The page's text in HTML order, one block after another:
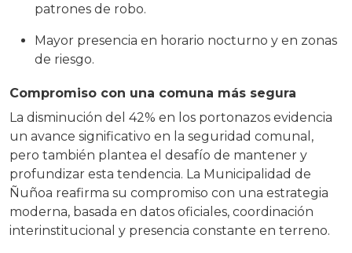
patrones de robo.
Mayor presencia en horario nocturno y en zonas
de riesgo.
Compromiso con una comuna más segura
La disminución del 42% en los portonazos evidencia
un avance significativo en la seguridad comunal,
pero también plantea el desafío de mantener y
profundizar esta tendencia. La Municipalidad de
Ñuñoa reafirma su compromiso con una estrategia
moderna, basada en datos oficiales, coordinación
interinstitucional y presencia constante en terreno.